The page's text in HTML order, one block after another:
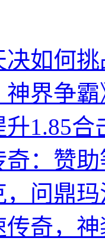
如何
神界争
1.85
：赞
问鼎
奇，